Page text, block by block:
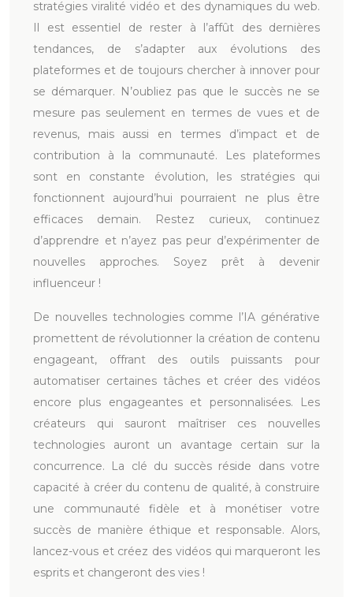
stratégies viralité vidéo et des dynamiques du web.
Il est essentiel de rester à l’affût des dernières
tendances, de s’adapter aux évolutions des
plateformes et de toujours chercher à innover pour
se démarquer. N’oubliez pas que le succès ne se
mesure pas seulement en termes de vues et de
revenus, mais aussi en termes d’impact et de
contribution à la communauté. Les plateformes
sont en constante évolution, les stratégies qui
fonctionnent aujourd’hui pourraient ne plus être
efficaces demain. Restez curieux, continuez
d’apprendre et n’ayez pas peur d’expérimenter de
nouvelles approches. Soyez prêt à devenir
influenceur !
De nouvelles technologies comme l’IA générative
promettent de révolutionner la création de contenu
engageant, offrant des outils puissants pour
automatiser certaines tâches et créer des vidéos
encore plus engageantes et personnalisées. Les
créateurs qui sauront maîtriser ces nouvelles
technologies auront un avantage certain sur la
concurrence. La clé du succès réside dans votre
capacité à créer du contenu de qualité, à construire
une communauté fidèle et à monétiser votre
succès de manière éthique et responsable. Alors,
lancez-vous et créez des vidéos qui marqueront les
esprits et changeront des vies !